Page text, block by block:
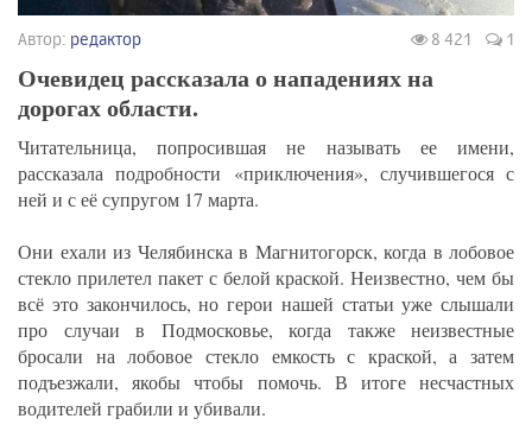
Автор: редактор 8 421 1
Очевидец рассказала о нападениях на
дорогах области.
Читательница, попросившая не называть ее имени,
рассказала подробности «приключения», случившегося с
ней и с её супругом 17 марта.
Они ехали из Челябинска в Магнитогорск, когда в лобовое
стекло прилетел пакет с белой краской. Неизвестно, чем бы
всё это закончилось, но герои нашей статьи уже слышали
про случаи в Подмосковье, когда также неизвестные
бросали на лобовое стекло емкость с краской, а затем
подъезжали, якобы чтобы помочь. В итоге несчастных
водителей грабили и убивали.